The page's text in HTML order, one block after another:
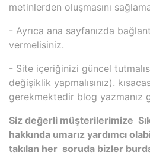
metinlerden oluşmasını
- Ayrıca ana sayfanızda
vermelisiniz.
- Site içeriğinizi güncel
değişiklik yapmalısınız).
gerekmektedir blog yazmanız
Siz değerli müşterilerimize
hakkında umarız yardımcı
takılan her soruda bizler